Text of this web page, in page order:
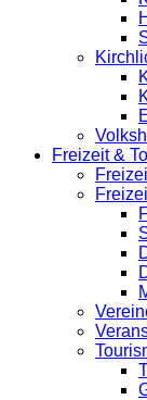
Freizeit &